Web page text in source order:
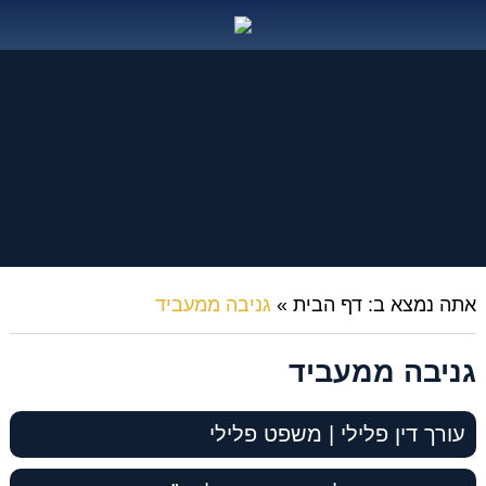
אתה נמצא ב: דף הבית» גניבה ממעביד
גניבה ממעביד
עורך דין פלילי | משפט פלילי